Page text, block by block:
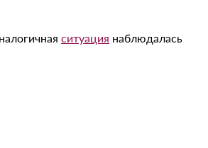
ситуация наблюдалась